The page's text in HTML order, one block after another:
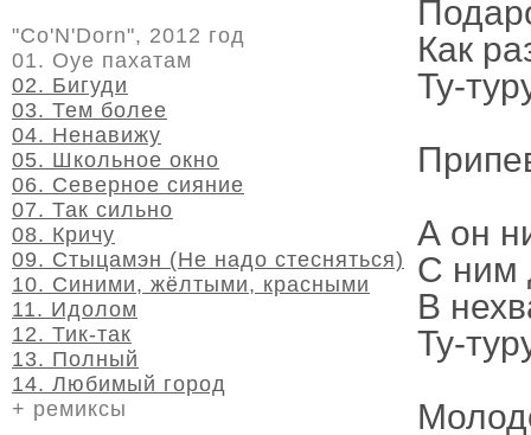
Как
Ту-
А он
С ним
В
Ту-
"Co'N'Dorn", 2012 год
01. Оуе пахатам
02. Бигуди
03. Тем более
04. Ненавижу
05. Школьное окно
06. Северное сияние
07. Так сильно
08. Кричу
09. Стыцамэн (Не надо стесняться)
10. Синими, жёлтыми, красными
11. Идолом
12. Тик-так
13. Полный
14. Любимый город
+ ремиксы